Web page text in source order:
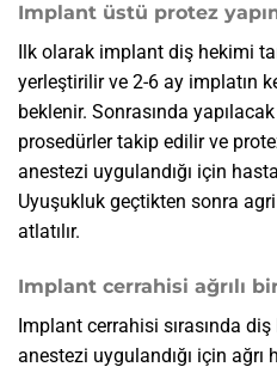
Implant üstü protez
Ilk olarak implant diş hekimi
yerleştirilir ve 2-6 ay implatın
beklenir. Sonrasında
prosedürler takip edilir ve
anestezi uygulandığı için
Uyuşukluk geçtikten sonra
atlatılır.
Implant cerrahisi ağrılı
Implant cerrahisi sırasında
anestezi uygulandığı için